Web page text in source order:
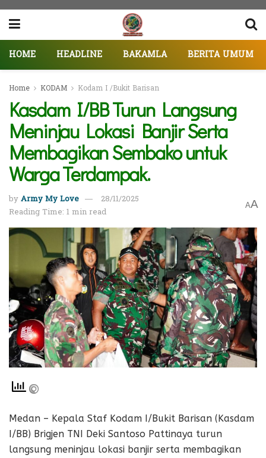
HOME HEADLINE BAKAMLA BERITA UMUM
Home KODAM Kodam I /Bukit Barisan
Kasdam I/BB Turun Langsung
Meninjau Lokasi Banjir Serta
Membagikan Sembako untuk
Warga Terdampak.
byArmy My Love
28/11/2025
Reading Time: 1 min read
AA
Medan – Kepala Staf Kodam I/Bukit Barisan (Kasdam
I/BB) Brigjen TNI Deki Santoso Pattinaya turun
langsung meninjau lokasi banjir serta membagikan